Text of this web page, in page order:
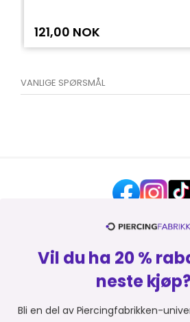
121,00 NOK
VANLIGE SPØRSMÅL
HJELP OG
OM
Vil du ha 20 %
neste
Bli en del av Piercingfabrikken-